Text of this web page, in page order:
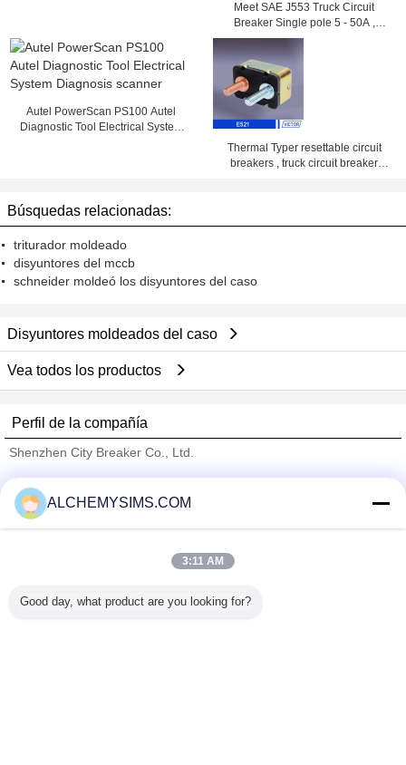
Meet SAE J553 Truck Circuit
Breaker Single pole 5 - 50A ,
14VDC , 28VDC
Autel PowerScan PS100 Autel
Diagnostic Tool Electrical System
Thermal Typer resettable circuit
breakers , truck circuit breaker
Búsquedas relacionadas:
triturador moldeado
disyuntores del mccb
schneider moldeó los disyuntores del caso
Disyuntores moldeados del caso
Vea todos los productos
Perfil de la compañía
Shenzhen City Breaker Co., Ltd.
Trust Seal
Verified Suplier
Todos los productos
ALCHEMYSIMS.COM
3:11 AM
Good day, what product are you looking for?